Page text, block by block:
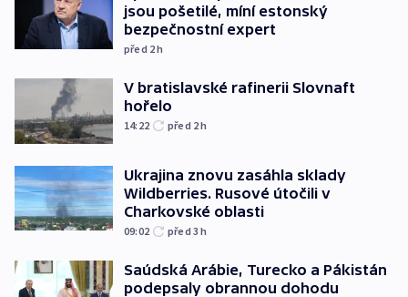
jsou pošetilé, míní estonský
bezpečnostní expert
před 2h
V bratislavské rafinerii Slovnaft
hořelo
14:22 před 2h
Ukrajina znovu zasáhla sklady
Wildberries. Rusové útočili v
Charkovské oblasti
09:02 před 3h
Saúdská Arábie, Turecko a Pákistán
podepsaly obrannou dohodu